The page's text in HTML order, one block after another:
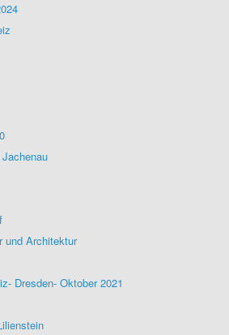
und Architektur
Dresden- Oktober 2021